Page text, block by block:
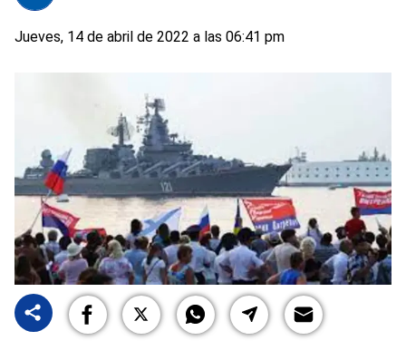
Jueves, 14 de abril de 2022 a las 06:41 pm